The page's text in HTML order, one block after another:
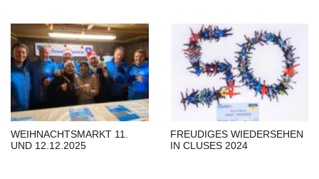
WEIHNACHTSMARKT 11.
UND 12.12.2025
FREUDIGES WIEDERSEHEN
IN CLUSES 2024